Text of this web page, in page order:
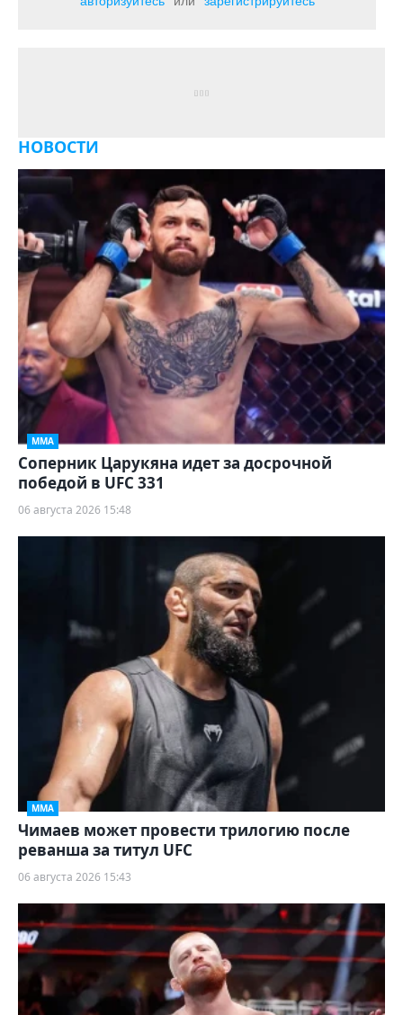
НОВОСТИ
ММА
Соперник Царукяна идет за досрочной
победой в UFC 331
06 августа 2026 15:48
ММА
Чимаев может провести трилогию после
реванша за титул UFC
06 августа 2026 15:43